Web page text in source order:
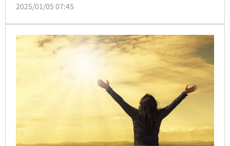
個思想轉換、變動最大的月份，可能會遇到搬家、換工
法院判決多次更改、合約修整不定、計畫多變等問題要
隨時面對。邱彥龍老師表示，只要保持內心平靜穩定，
未來運勢就會更強。
2025/01/05 07:45